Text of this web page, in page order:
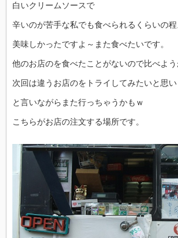
白いクリームソースで
辛いのが苦手な私でも食べられるくらいの
美味しかったですよ～また食べたいです。
他のお店のを食べたことがないので比べよ
次回は違うお店のをトライしてみたいと思い
と言いながらまた行っちゃうかもｗ
こちらがお店の注文する場所です。